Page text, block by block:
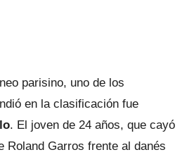
parisino, uno de los
en la clasificación fue
. El joven de 24 años, que cayó
Roland Garros frente al danés